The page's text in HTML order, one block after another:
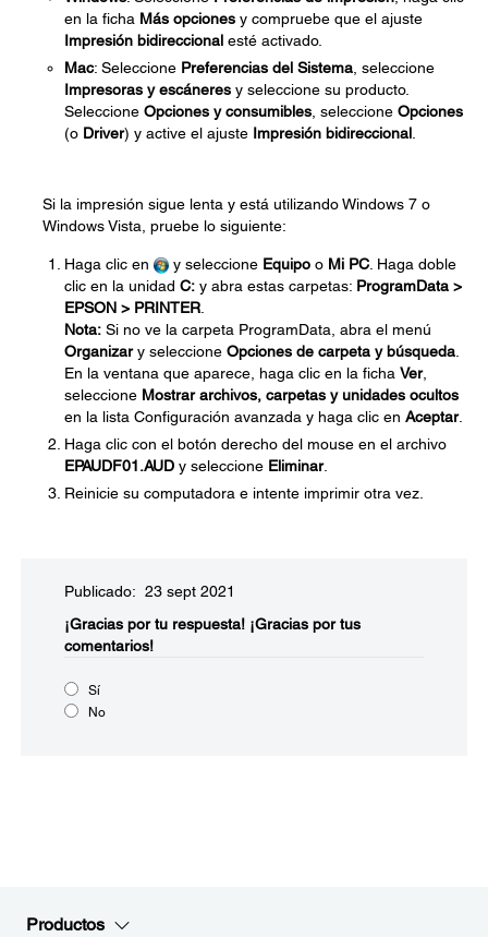
en la ficha Más opciones y compruebe que el ajuste
Impresión bidireccional esté activado.
Mac: Seleccione Preferencias del Sistema , seleccione
Impresoras y escáneres y seleccione su producto.
Seleccione Opciones y consumibles , seleccione Opciones
(o Driver) y active el ajuste Impresión bidireccional
Si la impresión sigue lenta y está utilizando Windows 7 o
Windows Vista, pruebe lo siguiente:
Haga clic en y seleccione Equipo o Mi PC . Haga doble
clic en la unidad C: y abra estas carpetas: ProgramData >
EPSON > PRINTER
Nota: Si no ve la carpeta ProgramData, abra el menú
Organizary seleccione Opciones de carpeta y búsqueda
En la ventana que aparece, haga clic en la ficha Ver,
seleccione Mostrar archivos, carpetas y unidades ocultos
en la lista Configuración avanzada y haga clic en Aceptar.
Haga clic con el botón derecho del mouse en el archivo
EPAUDF01.AUD y seleccione Eliminar.
Reinicie su computadora e intente imprimir otra vez.
Publicado: 23 sept 2021
¡Gracias por tu respuesta! ¡Gracias por tus
comentarios!
Sí
No
Productos